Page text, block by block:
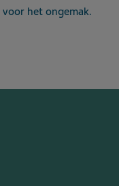
het ongemak.